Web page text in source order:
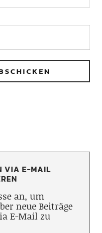
VIA E-MAIL
an, um
neue Beiträge
E-Mail zu